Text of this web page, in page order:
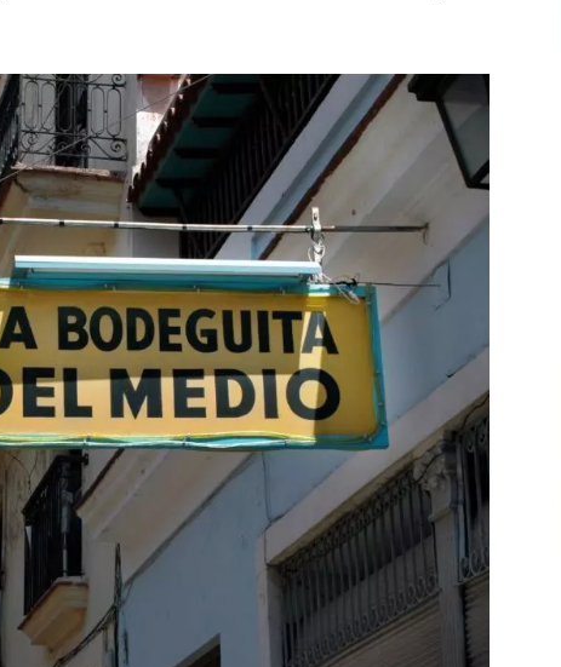
di
eventi
Eventi di aprile 2026 a
Rimini e dintorni
Marzo 31, 2026